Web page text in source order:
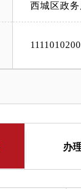
西城区政
办